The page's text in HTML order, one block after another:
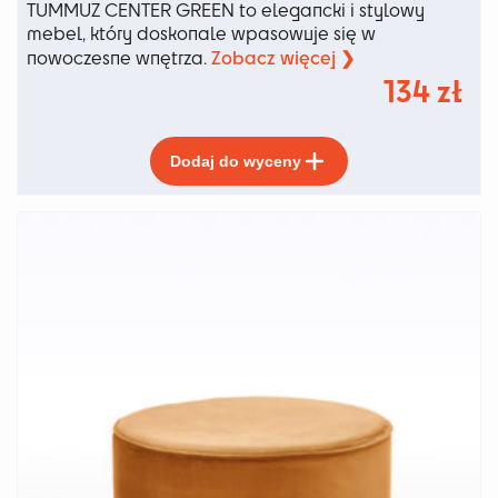
TUMMUZ CENTER GREEN to elegancki i stylowy
mebel, który doskonale wpasowuje się w
nowoczesne wnętrza. Zobacz więcej ❯
134zł
Dodaj do wyceny
produkt
ma